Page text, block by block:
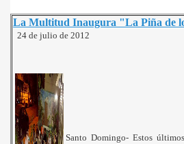
La Multitud Inaugura "La Piña de
24 de julio de 2012
Santo Domingo- Estos